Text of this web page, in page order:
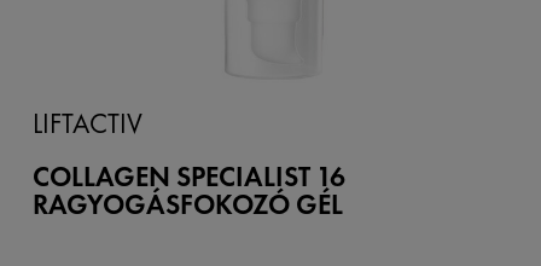
LIFTACTIV
COLLAGEN SPECIALIST 16
RAGYOGÁSFOKOZÓ GÉL